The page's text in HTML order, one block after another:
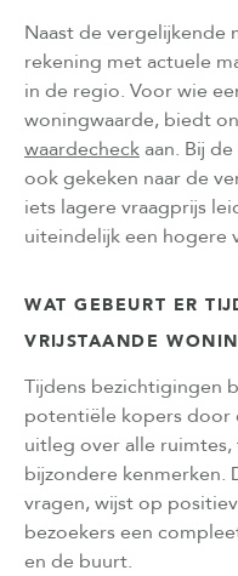
Naast de vergelijkende
rekening met actuele
in de regio. Voor wie
woningwaarde, biedt
waardecheckaan. Bij
ook gekeken naar de
iets lagere vraagprijs
uiteindelijk een hogere
WAT GEBEURT ER
VRIJSTAANDE
Tijdens bezichtigingen
potentiële kopers door
uitleg over alle ruimtes,
bijzondere kenmerken.
vragen, wijst op
bezoekers een
en de buurt.